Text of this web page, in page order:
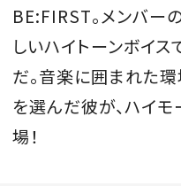
Log in or Sign
SPUR読者のためのメ
「The SPUR Club」。便
めます。
BE:FIRST。メンバー
しいハイトーンボイ
だ。音楽に囲まれた
を選んだ彼が、ハイ
場！